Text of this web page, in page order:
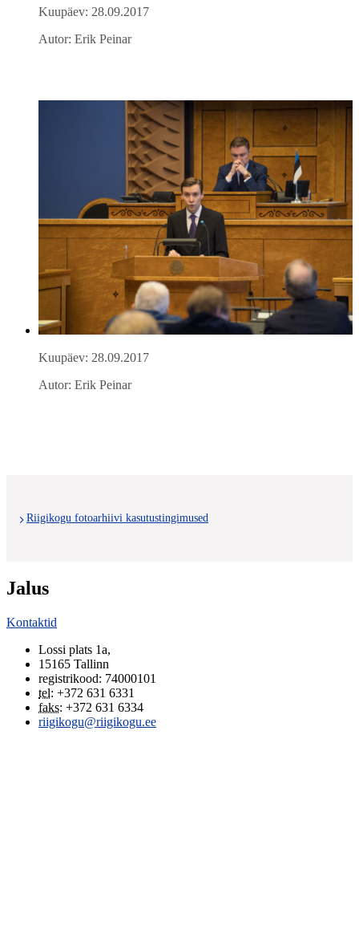
Kuupäev: 28.09.2017
Autor: Erik Peinar
Kuupäev: 28.09.2017
Autor: Erik Peinar
Riigikogu fotoarhiivi kasutustingimused
Jalus
Kontaktid
Lossi plats 1a,
15165 Tallinn
registrikood: 74000101
tel: +372 631 6331
faks: +372 631 6334
riigikogu@riigikogu.ee